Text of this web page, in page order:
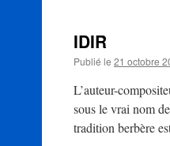
IDIR
Publié le 21 octobre
L’auteur-
sous le vrai nom
tradition berbère